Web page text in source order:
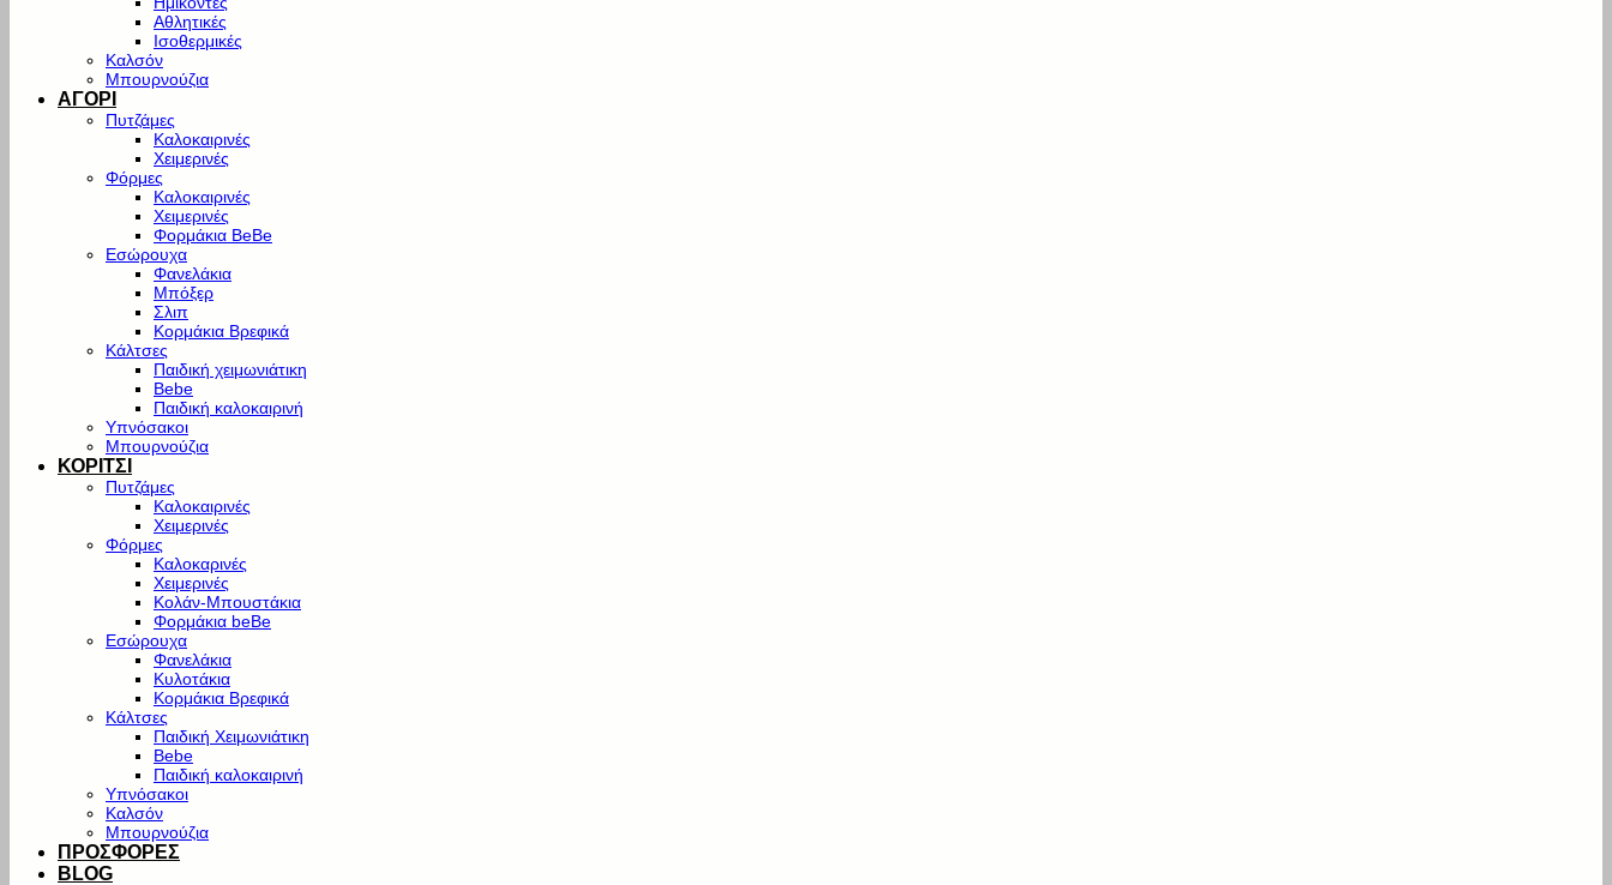
Αθλητικές
Ισοθερμικές
Καλσόν
Μπουρνούζια
ΑΓΟΡΙ
Πυτζάμες
Καλοκαιρινές
Χειμερινές
Φόρμες
Καλοκαιρινές
Χειμερινές
Φορμάκια BeBe
Εσώρουχα
Φανελάκια
Μπόξερ
Σλιπ
Κορμάκια Βρεφικά
Κάλτσες
Παιδική χειμωνιάτικη
Bebe
Παιδική καλοκαιρινή
Υπνόσακοι
Μπουρνούζια
ΚΟΡΙΤΣΙ
Πυτζάμες
Καλοκαιρινές
Χειμερινές
Φόρμες
Καλοκαρινές
Χειμερινές
Κολάν-Μπουστάκια
Φορμάκια beBe
Εσώρουχα
Φανελάκια
Κυλοτάκια
Κορμάκια Βρεφικά
Κάλτσες
Παιδική Χειμωνιάτικη
Bebe
Παιδική καλοκαιρινή
Υπνόσακοι
Καλσόν
Μπουρνούζια
ΠΡΟΣΦΟΡΕΣ
BLOG